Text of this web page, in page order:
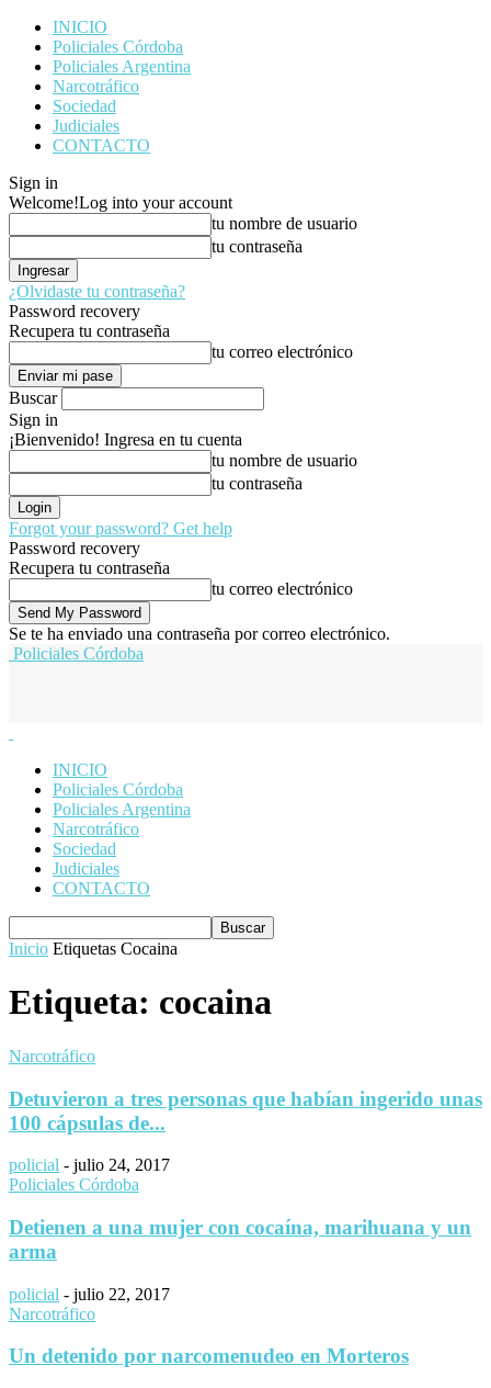
INICIO
Policiales Córdoba
Policiales Argentina
Narcotráfico
Sociedad
Judiciales
CONTACTO
Sign in
Welcome!Log into your account
tu nombre de usuario
tu contraseña
¿Olvidaste tu contraseña?
Password recovery
Recupera tu contraseña
tu correo electrónico
Buscar
Sign in
¡Bienvenido! Ingresa en tu cuenta
tu nombre de usuario
tu contraseña
Forgot your password? Get help
Password recovery
Recupera tu contraseña
tu correo electrónico
Se te ha enviado una contraseña por correo electrónico.
Policiales Córdoba
INICIO
Policiales Córdoba
Policiales Argentina
Narcotráfico
Sociedad
Judiciales
CONTACTO
Inicio Etiquetas Cocaina
Etiqueta: cocaina
Narcotráfico
Detuvieron a tres personas que habían ingerido unas
100 cápsulas de...
policial - julio 24, 2017
Policiales Córdoba
Detienen a una mujer con cocaína, marihuana y un
arma
policial - julio 22, 2017
Narcotráfico
Un detenido por narcomenudeo en Morteros